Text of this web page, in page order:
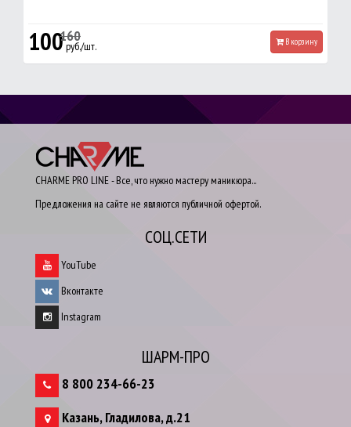
160
100руб./шт. В корзину
CHARME PRO LINE - Все, что нужно мастеру маникюра...
Предложения на сайте не являются публичной офертой.
СОЦ.СЕТИ
YouTube
Вконтакте
Instagram
ШАРМ-ПРО
8 800 234-66-23
Казань,Гладилова, д.21